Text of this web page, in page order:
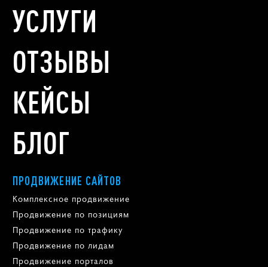
УСЛУГИ
ОТЗЫВЫ
КЕЙСЫ
БЛОГ
ПРОДВИЖЕНИЕ САЙТОВ
Комплексное продвижение
Продвижение по позициям
Продвижение по трафику
Продвижение по лидам
Продвижение порталов